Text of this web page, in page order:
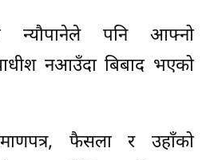
न्यौपानेले पनि आफ्नो
नआउँदा बिबाद भएको
फैसला र उहाँको